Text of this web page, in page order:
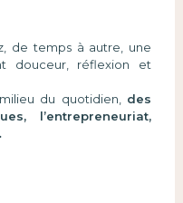
de temps à autre, une
douceur, réflexion et
du quotidien, des
l’entrepreneuriat,